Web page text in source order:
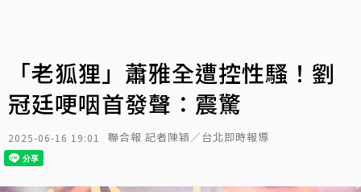
「老狐狸」蕭雅全遭控性騷！劉
冠廷哽咽首發聲：震驚
2025-06-16 19:01 聯合報 記者陳穎／台北即時報導